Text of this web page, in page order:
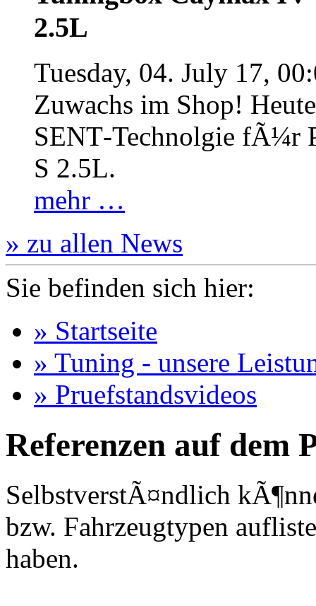
2.5L
Tuesday, 04. July 17,
Zuwachs im Shop!
SENT‐Technolgie fÃ¼r
S 2.5L.
mehr …
» zu allen News
Sie befinden sich hier:
» Startseite
» Tuning - unsere
» Pruefstandsvideos
Referenzen auf dem
SelbstverstÃ¤ndlich
bzw. Fahrzeugtypen
haben.